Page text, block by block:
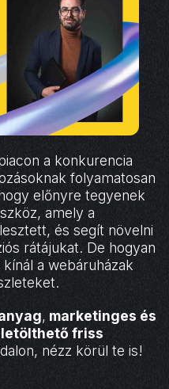
a konkurencia
folyamatosan
előnyre tegyenek
amely a
és segít növelni
rátájukat. De hogyan
a webáruházak
, marketinges és
letölthető friss
nézz körül te is!